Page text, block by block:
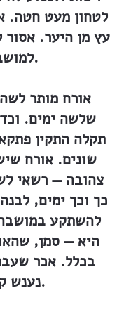
לטחון מעט חטה.
עץ מן היער. אסור
למושבה.
אורח מותר
שלשה ימים.
תקלה התקין
שונים. אורח
צהובה — רשאי
כך וכך ימים,
להשתקע
היא — סמן,
בכלל. אכר
נענש קשה.